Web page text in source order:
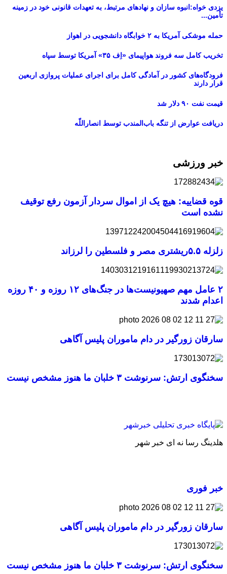
یزدی خواه:انبوه سازان و نهادهای مرتبط، به تعهدات قانونی خود در زمینه
تأمین...
حمله موشکی آمریکا به ۲ خوابگاه دانشجویی در اهواز
تخریب کامل سه فروند هواپیمای «اِف ۳۵» آمریکا توسط سپاه
فرودگاه‌های کشور در آمادگی کامل برای اجرای عملیات پروازی اربعین
قرار دارند
قیمت نفت ۹۰ دلار شد
دریافت عوارض از تنگه باب‌المندب توسط انصاراللّه
خبر ورزشی
قوه قضاییه: هیچ یک از اموال سردار آزمون رفع توقیف
نشده است
زلزله ۵.۵ریشتری مصر و فلسطین را لرزاند
۲ عامل مهم صهیونیست‌ها در جنگ‌های ۱۲ روزه و ۴۰ روزه
اعدام شدند
سارقان زورگیر در دام ماموران پلیس آگاهی
سخنگوی ارتش: سرنوشت ۳ خلبان ما هنوز مشخص نیست
هلدینگ رسا نه ای خبر شهر
خبر فوری
سارقان زورگیر در دام ماموران پلیس آگاهی
سخنگوی ارتش: سرنوشت ۳ خلبان ما هنوز مشخص نیست